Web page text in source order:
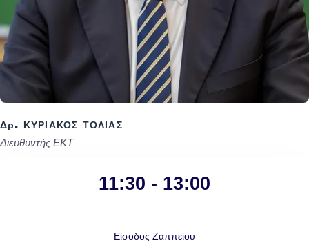
Δρ. ΚΥΡΙΑΚΟΣ ΤΟΛΙΑΣ
Διευθυντής ΕΚΤ
11:30 - 13:00
Είσοδος Ζαππείου